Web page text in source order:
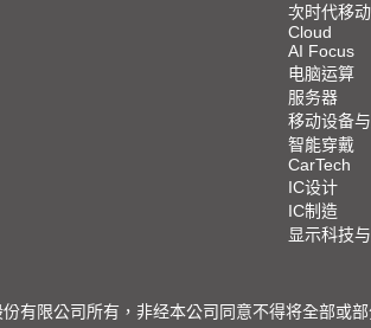
次时代移
Cloud
AI Focus
电脑运算
服务器
移动设备
智能穿戴
CarTech
IC设计
IC制造
显示科技
有限公司所有，非经本公司同意不得将全部或